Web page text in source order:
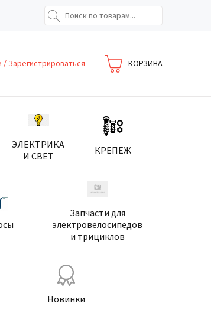
/ Зарегистрироваться КОРЗИНА
ЭЛЕКТРИКА
И СВЕТ
КРЕПЕЖ
Запчасти для
электровелосипедов
и трициклов
Новинки